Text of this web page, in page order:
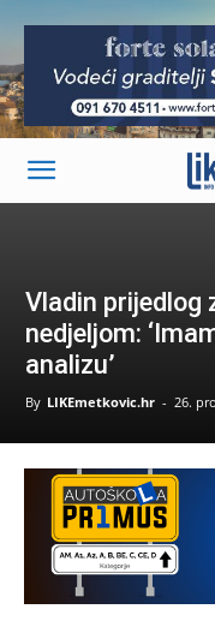
Vladin prijedlog
nedjeljom:
analizu’
By LIKEmetkovic.hr - 26.